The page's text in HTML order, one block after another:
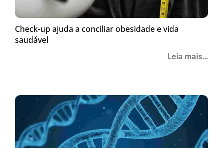
Check-up ajuda a conciliar obesidade e vida
saudável
Leia mais…